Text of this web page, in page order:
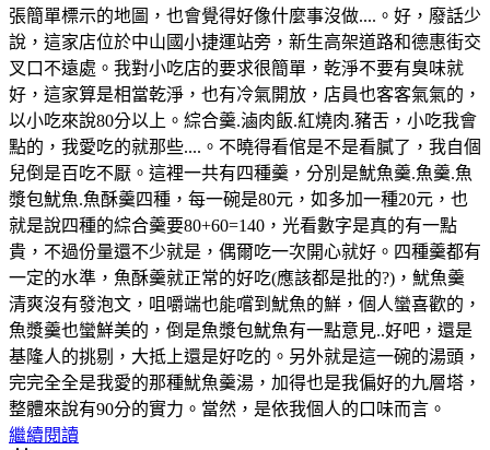
張簡單標示的地圖，也會覺得好像什麼事沒做....。好，廢話少
說，這家店位於中山國小捷運站旁，新生高架道路和德惠街交
叉口不遠處。我對小吃店的要求很簡單，乾淨不要有臭味就
好，這家算是相當乾淨，也有冷氣開放，店員也客客氣氣的，
以小吃來說80分以上。綜合羹.滷肉飯.紅燒肉.豬舌，小吃我會
點的，我愛吃的就那些....。不曉得看倌是不是看膩了，我自個
兒倒是百吃不厭。這裡一共有四種羹，分別是魷魚羹.魚羹.魚
漿包魷魚.魚酥羹四種，每一碗是80元，如多加一種20元，也
就是說四種的綜合羹要80+60=140，光看數字是真的有一點
貴，不過份量還不少就是，偶爾吃一次開心就好。四種羹都有
一定的水準，魚酥羹就正常的好吃(應該都是批的?)，魷魚羹
清爽沒有發泡文，咀嚼端也能嚐到魷魚的鮮，個人蠻喜歡的，
魚漿羹也蠻鮮美的，倒是魚漿包魷魚有一點意見..好吧，還是
基隆人的挑剔，大抵上還是好吃的。另外就是這一碗的湯頭，
完完全全是我愛的那種魷魚羹湯，加得也是我偏好的九層塔，
整體來說有90分的實力。當然，是依我個人的口味而言。
繼續閱讀